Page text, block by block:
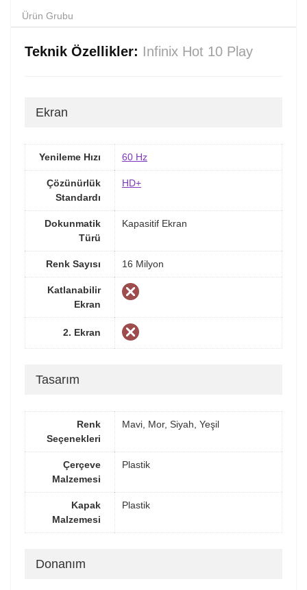
Ürün Grubu
Teknik Özellikler: Infinix Hot 10 Play
Ekran
Yenileme Hızı 60 Hz
Çözünürlük
Standardı
HD+
Dokunmatik
Türü
Kapasitif Ekran
Renk Sayısı 16 Milyon
Katlanabilir
Ekran
2. Ekran
Tasarım
Renk
Seçenekleri
Mavi, Mor, Siyah, Yeşil
Çerçeve
Malzemesi
Plastik
Kapak
Malzemesi
Plastik
Donanım